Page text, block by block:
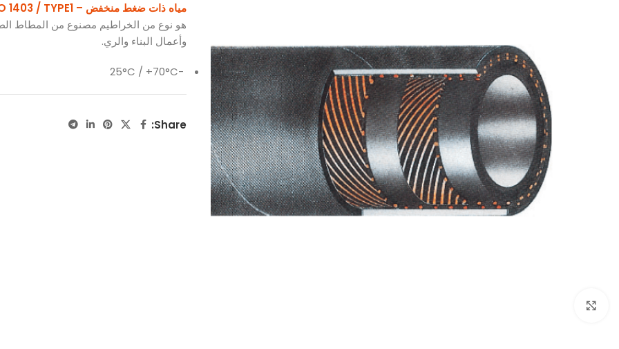
مياه ذات ضغط منخفض – TS EN ISO 1403 / TYPE1
هو نوع من الخراطيم مصنوع من المطاط
وأعمال البناء والري.
-25°C / +70°C
Share: